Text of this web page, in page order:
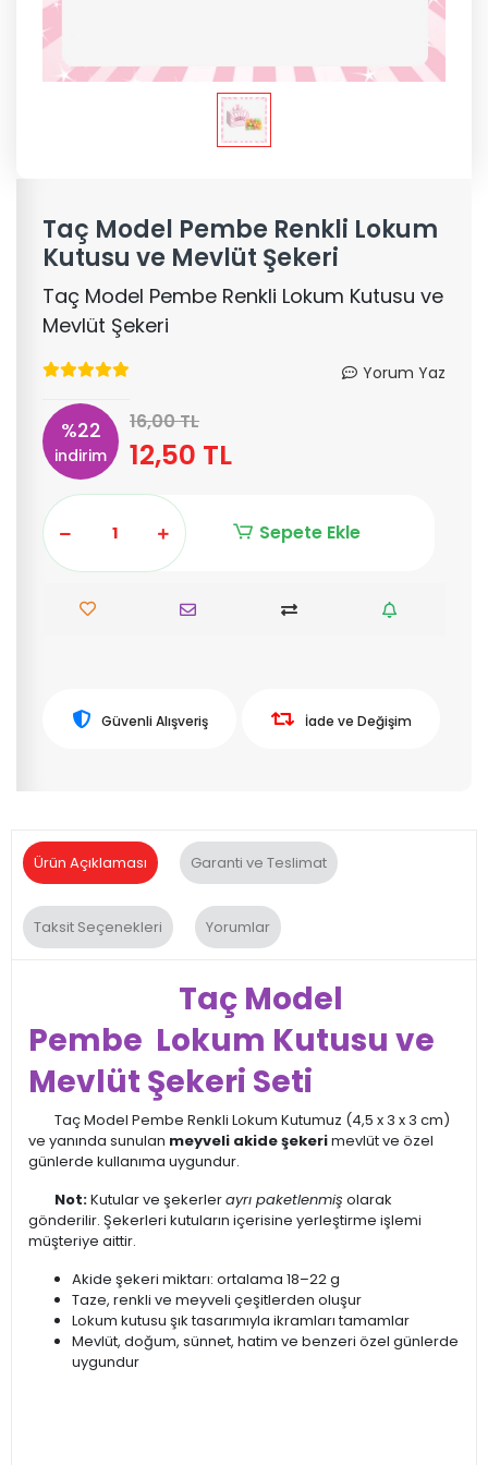
Taç Model Pembe Renkli Lokum
Kutusu ve Mevlüt Şekeri
Taç Model Pembe Renkli Lokum Kutusu ve
Mevlüt Şekeri
Yorum Yaz
%22
indirim
16,00 TL
12,50 TL
Sepete Ekle
Güvenli Alışveriş İade ve Değişim
Ürün Açıklaması Garanti ve Teslimat
Taksit Seçenekleri Yorumlar
Taç Model
Pembe Lokum Kutusu ve
Mevlüt Şekeri Seti
Taç Model Pembe Renkli Lokum Kutumuz (4,5 x 3 x 3 cm)
ve yanında sunulan meyveli akide şekerimevlüt ve özel
günlerde kullanıma uygundur.
Not:Kutular ve şekerlerayrı paketlenmiş olarak
gönderilir. Şekerleri kutuların içerisine yerleştirme işlemi
müşteriye aittir.
Akide şekeri miktarı: ortalama 18–22 g
Taze, renkli ve meyveli çeşitlerden oluşur
Lokum kutusu şık tasarımıyla ikramları tamamlar
Mevlüt, doğum, sünnet, hatim ve benzeri özel günlerde
uygundur